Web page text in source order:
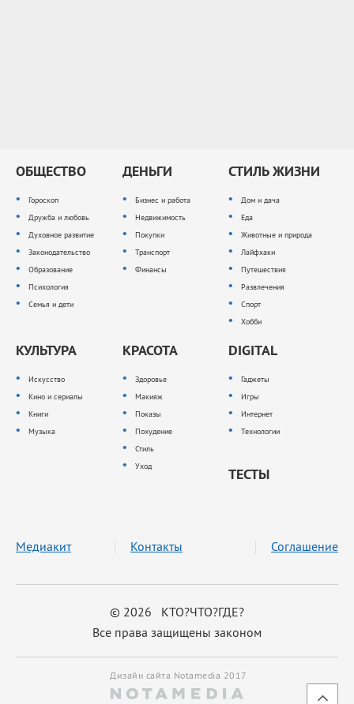
ОБЩЕСТВО
Гороскоп
Дружба и любовь
Духовное развитие
Законодательство
Образование
Психология
Семья и дети
ДЕНЬГИ
Бизнес и работа
Недвижимость
Покупки
Транспорт
Финансы
СТИЛЬ ЖИЗНИ
Дом и дача
Еда
Животные и природа
Лайфхаки
Путешествия
Развлечения
Спорт
Хобби
КУЛЬТУРА
Искусство
Кино и сериалы
Книги
Музыка
КРАСОТА
Здоровье
Макияж
Показы
Похудение
Стиль
Уход
DIGITAL
Гаджеты
Игры
Интернет
Технологии
ТЕСТЫ
© 2026 КТО?ЧТО?ГДЕ?
Все права защищены законом
Медиакит Контакты Соглашение
Дизайн сайта Notamedia 2017